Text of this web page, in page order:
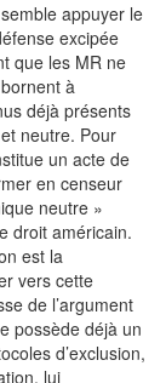
appuyer le
excipée
que les MR ne
à
déjà présents
neutre. Pour
un acte de
en censeur
neutre »
droit américain.
est la
vers cette
de l’argument
possède déjà un
d’exclusion,
lui